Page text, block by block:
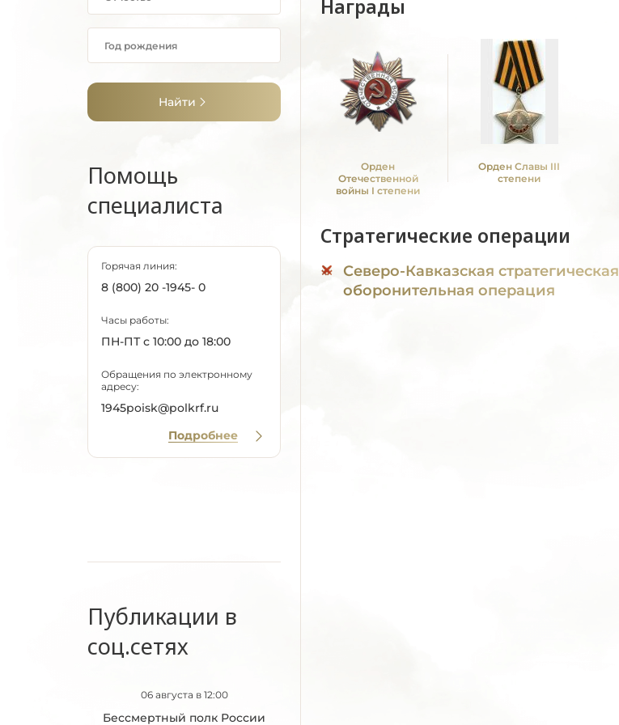
Найти
Помощь
специалиста
Горячая линия:
8 (800) 20 -1945- 0
Часы работы:
ПН-ПТ с 10:00 до 18:00
Обращения по электронному
адресу:
1945poisk@polkrf.ru
Подробнее
Публикации в
соц.сетях
06 августа в 12:00
Бессмертный полк России
Награды
Орден
Отечественной
войны I степени
Орден Славы III
степени
Стратегические операции
Северо-Кавказская стратегическая
оборонительная операция